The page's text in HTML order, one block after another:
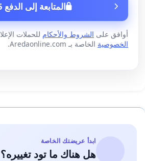
المتابعة إلى الدفع 5 €
أوافق على الشروط والأحكام للحملات
الخصوصية الخاصة بـ Aredaonline.com.
ابدأ عريضتك الخاصة
هل هناك ما تود تغييره؟